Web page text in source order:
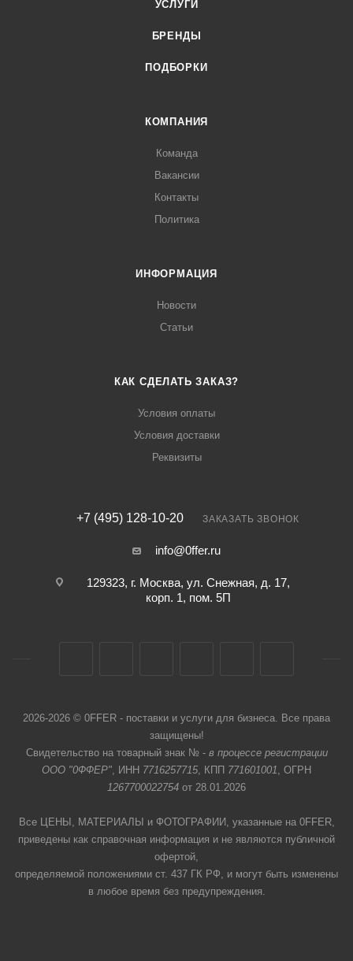
УСЛУГИ
БРЕНДЫ
ПОДБОРКИ
КОМПАНИЯ
Команда
Вакансии
Контакты
Политика
ИНФОРМАЦИЯ
Новости
Статьи
КАК СДЕЛАТЬ ЗАКАЗ?
Условия оплаты
Условия доставки
Реквизиты
+7 (495) 128-10-20 ЗАКАЗАТЬ ЗВОНОК
info@0ffer.ru
129323, г. Москва, ул. Снежная, д. 17,
корп. 1, пом. 5П
2026-2026 © 0FFER - поставки и услуги для бизнеса. Все права
защищены!
Свидетельство на товарный знак № - в процессе регистрации
ООО "0ФФЕР", ИНН 7716257715, КПП 771601001, ОГРН
1267700022754 от 28.01.2026
Все ЦЕНЫ, МАТЕРИАЛЫ и ФОТОГРАФИИ, указанные на 0FFER,
приведены как справочная информация и не являются публичной
офертой,
определяемой положениями ст. 437 ГК РФ, и могут быть изменены
в любое время без предупреждения.